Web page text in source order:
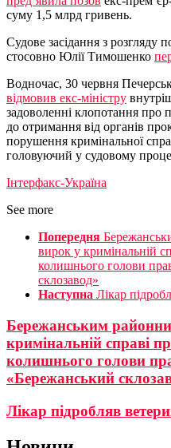
суму 1,5 млрд гривень.
Судове засідання з розгляду
стосовно Юлії Тимошенко
Водночас, 30 червня
відмовив екс-міністру
задоволенні клопотання про
до отримання від органів
порушення кримінальної
головуючий у судовому
Інтерфакс-Україна
See more
Попередня
вирок у кримінальній
колишнього голови
склозавод»
Наступна Лікар
Бережанським
кримінальній справі
колишнього голови
«Бережанський
Лікар підробляв